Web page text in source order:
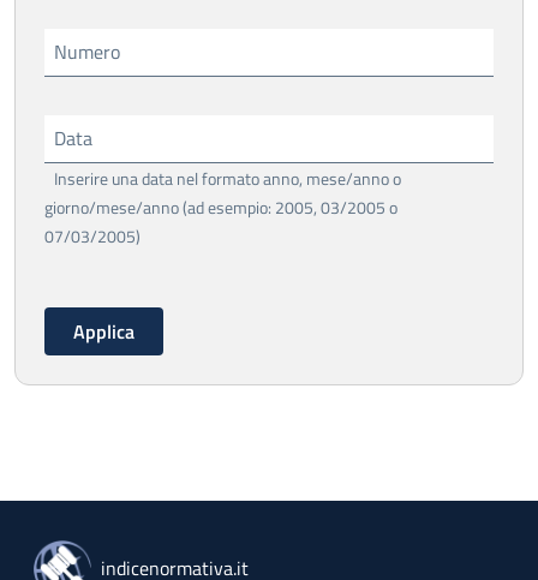
Numero
Data
Inserire una data nel formato anno, mese/anno o
giorno/mese/anno (ad esempio: 2005, 03/2005 o
07/03/2005)
indicenormativa.it